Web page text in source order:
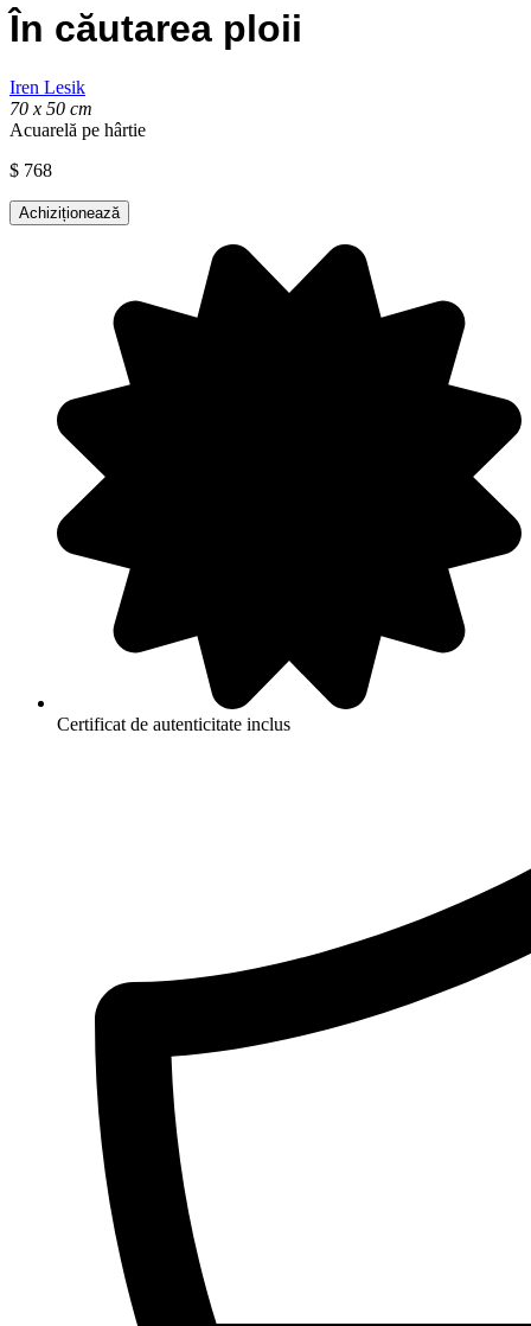
În căutarea ploii
Iren Lesik
70 x 50 cm
Acuarelă pe hârtie
$ 768
Achiziționează
Certificat de autenticitate inclus